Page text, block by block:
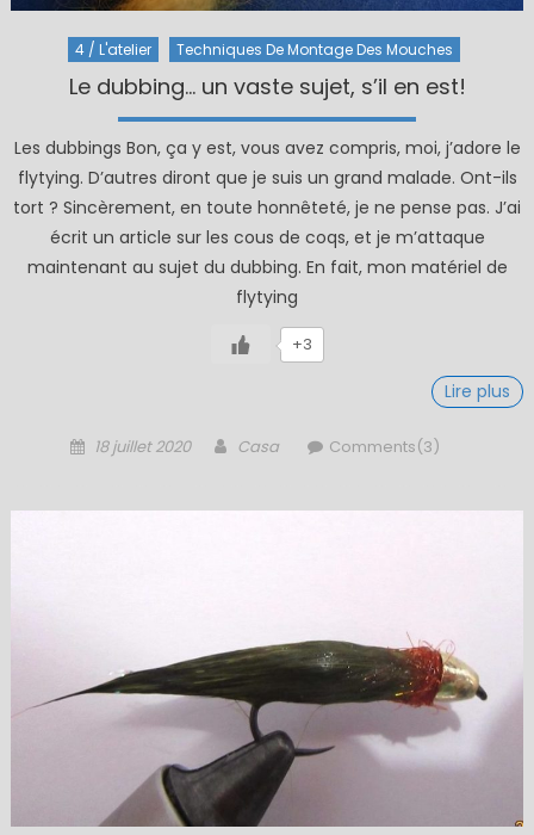
4 / L'atelier Techniques De Montage Des Mouches
Le dubbing… un vaste sujet, s’il en est!
Les dubbings Bon, ça y est, vous avez compris, moi, j’adore le
flytying. D’autres diront que je suis un grand malade. Ont-ils
tort ? Sincèrement, en toute honnêteté, je ne pense pas. J’ai
écrit un article sur les cous de coqs, et je m’attaque
maintenant au sujet du dubbing. En fait, mon matériel de
flytying
+3
Lire plus
Posted
18 juillet 2020 Author
Casa Comments(3)